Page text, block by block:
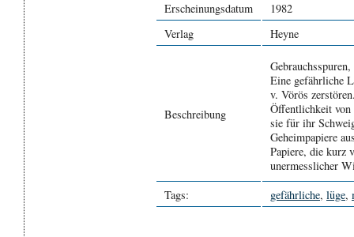
Erscheinungsdatum
1982
Verlag
Heyne
Beschreibung
Eine gefährliche
v. Vörös
Öffentlichkeit von
sie für ihr
Geheimpapiere
Papiere, die kurz
unermesslicher
Tags:
gefährliche, lüge,